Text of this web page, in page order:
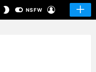
SWITCHNSFW